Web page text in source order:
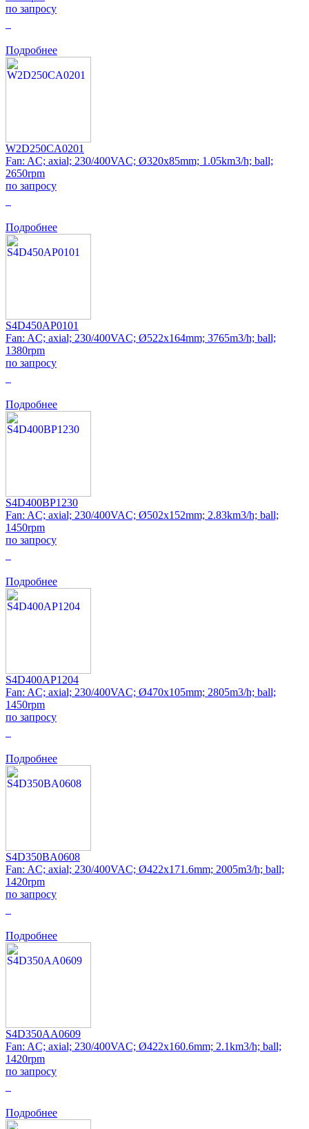
по запросу
Подробнее
W2D250CA0201
Fan: AC; axial; 230/400VAC; Ø320x85mm; 1.05km3/h; ball;
2650rpm
по запросу
Подробнее
S4D450AP0101
Fan: AC; axial; 230/400VAC; Ø522x164mm; 3765m3/h; ball;
1380rpm
по запросу
Подробнее
S4D400BP1230
Fan: AC; axial; 230/400VAC; Ø502x152mm; 2.83km3/h; ball;
1450rpm
по запросу
Подробнее
S4D400AP1204
Fan: AC; axial; 230/400VAC; Ø470x105mm; 2805m3/h; ball;
1450rpm
по запросу
Подробнее
S4D350BA0608
Fan: AC; axial; 230/400VAC; Ø422x171.6mm; 2005m3/h; ball;
1420rpm
по запросу
Подробнее
S4D350AA0609
Fan: AC; axial; 230/400VAC; Ø422x160.6mm; 2.1km3/h; ball;
1420rpm
по запросу
Подробнее